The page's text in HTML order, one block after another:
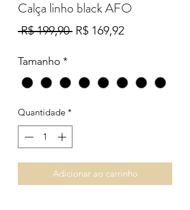
Calça linho black AFO
R$ 199,90 Preço
R$ 169,92Preço
Tamanho *
Quantidade *
Adicionar ao carrinho